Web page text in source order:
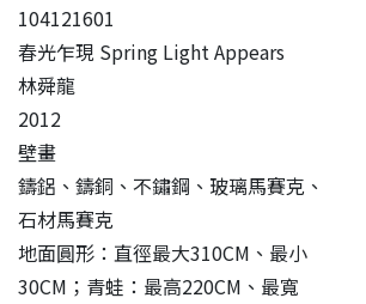
104121601
春光乍現 Spring Light Appears
林舜龍
2012
壁畫
鑄鋁、鑄銅、不鏽鋼、玻璃馬賽克、
石材馬賽克
地面圓形：直徑最大310CM、最小
30CM；青蛙：最高220CM、最寬